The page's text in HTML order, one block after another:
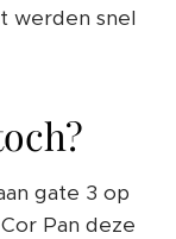
werden snel
gate 3 op
Pan deze